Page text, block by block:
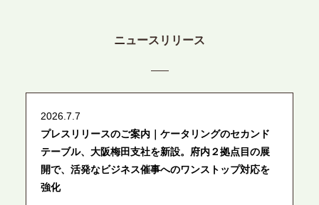
ニュースリリース
2026.7.7
プレスリリースのご案内｜ケータリングのセカンド
テーブル、大阪梅田支社を新設。府内２拠点目の展
開で、活発なビジネス催事へのワンストップ対応を
強化